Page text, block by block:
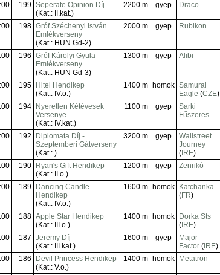
199 Seperate Opinion Díj
(Kat.: II.kat.)
2200 m gyep Draco
198 Gróf Széchenyi István
Emlékverseny
(Kat.: HUN Gd-2)
2000 m gyep Rubikon
196 Gróf Károlyi Gyula
Emlékverseny
(Kat.: HUN Gd-3)
1300 m gyep Alibi
195
Hitel Hendikep
(Kat.: IV.o.)
1400 m homok Samurai
Eagle (CZE)
194
Nyeretlen Kétévesek
Versenye
(Kat.: IV.kat.)
1100 m gyep
Sarki
Fűszeres
192
Diplomata Díj -
Szeptemberi Gátverseny
(Kat.: )
3200 m gyep
Wallstreet
Journey
( IRE)
190
Ryan's Gift Hendikep
(Kat.: II.o.)
1200 m gyep Zenrikó
189
Dancing Candle
Hendikep
(Kat.: IV.o.)
1600 m homok
Katchanka
(FR)
188 Apple Star Hendikep
(Kat.: III.o.)
1400 m homok
Dorka Sts
( IRE)
187 Jeremy Díj
(Kat.: III.kat.)
1600 m gyep
Major
Factor ( IRE)
186
Devil Princess Hendikep
(Kat.: V.o.)
1400 m homok Metatron